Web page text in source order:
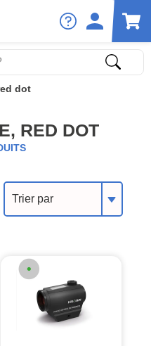
dot
RED DOT
Trier par